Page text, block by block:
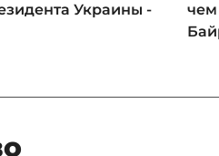
Украины -
чем